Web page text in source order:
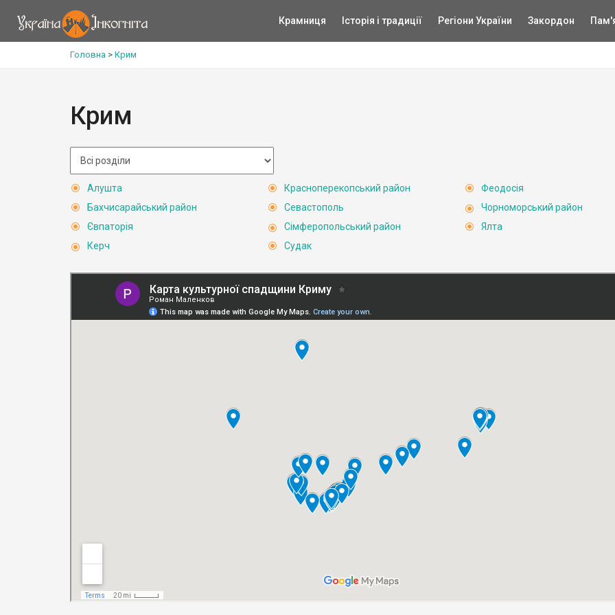
Крамниця Історія і традиції Регіони України Закордон
Головна > Крим
Крим
Алушта
Бахчисарайський район
Євпаторія
Керч
Красноперекопський район
Севастополь
Сімферопольський район
Судак
Феодосія
Чорноморський район
Ялта